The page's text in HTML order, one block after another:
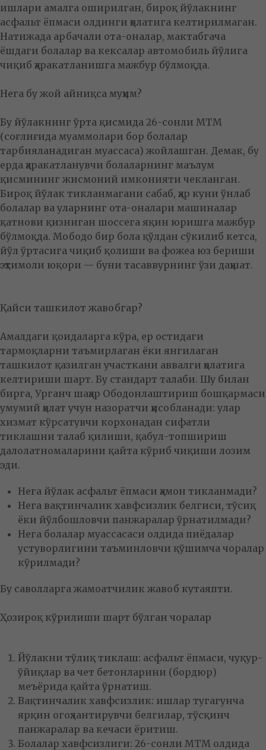
ишлари амалга оширилган, бироқ йўлакнинг
асфальт ёпмаси олдинги ҳолатига келтирилмаган.
Натижада арбачали ота-оналар, мактабгача
ёшдаги болалар ва кексалар автомобиль йўлига
чиқиб ҳаракатланишга мажбур бўлмоқда.
Нега бу жой айниқса муҳим?
Бу йўлакнинг ўрта қисмида 26-сонли МТМ
(соғлиғида муаммолари бор болалар
тарбияланадиган муассаса) жойлашган. Демак, бу
ерда ҳаракатланувчи болаларнинг маълум
қисмининг жисмоний имконияти чекланган.
Бироқ йўлак тикланмагани сабаб, ҳар куни ўнлаб
болалар ва уларнинг ота-оналари машиналар
қатнови қизниган шоссега яқин юришга мажбур
бўлмоқда. Мободо бир бола қўлдан сўкилиб кетса,
йўл ўртасига чиқиб қолиши ва фожеа юз бериши
эҳтимоли юқори — буни тасаввурнинг ўзи даҳшат.
Қайси ташкилот жавобгар?
Амалдаги қоидаларга кўра, ер остидаги
тармоқларни таъмирлаган ёки янгилаган
ташкилот қазилган участкани аввалги ҳолатига
келтириши шарт. Бу стандарт талаби. Шу билан
бирга, Урганч шаҳар Ободонлаштириш бошқармаси
умумий ҳолат учун назоратчи ҳисобланади: улар
хизмат кўрсатувчи корхонадан сифатли
тиклашни талаб қилиши, қабул-топшириш
далолатномаларини қайта кўриб чиқиши лозим
эди.
Нега йўлак асфальт ёпмаси ҳамон тикланмади?
Нега вақтинчалик хавфсизлик белгиси, тўсиқ
ёки йўлбошловчи панжаралар ўрнатилмади?
Нега болалар муассасаси олдида пиёдалар
устуворлигини таъминловчи қўшимча чоралар
кўрилмади?
Бу саволларга жамоатчилик жавоб кутаяпти.
Ҳозироқ кўрилиши шарт бўлган чоралар
Йўлакни тўлиқ тиклаш: асфальт ёпмаси, чуқур-
ўйиқлар ва чет бетонларини (бордюр)
меъёрида қайта ўрнатиш.
Вақтинчалик хавфсизлик: ишлар тугагунча
ярқин огоҳлантирувчи белгилар, тўсқинч
панжаралар ва кечаси ёритиш.
Болалар хавфсизлиги: 26-сонли МТМ олдида